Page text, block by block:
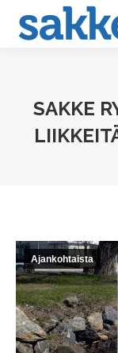
SAKKE
Ajankohtaista